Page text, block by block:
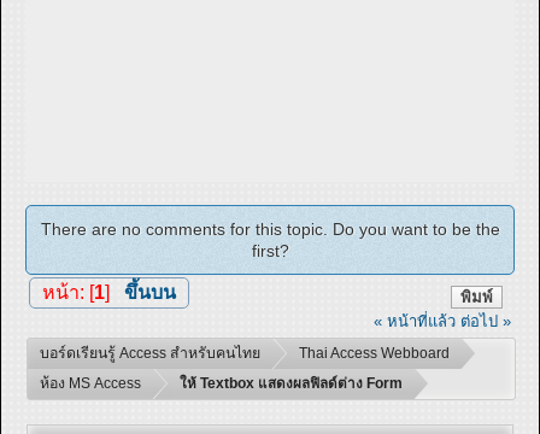
There are no comments for this topic. Do you want to be the
first?
พิมพ์
หน้า: [ 1] ขึ้นบน
« หน้าที่แล้ว ต่อไป »
บอร์ดเรียนรู้ Access สำหรับคนไทย
Thai Access Webboard
ห้อง MS Access
ให้ Textbox แสดงผลฟิลด์ต่าง Form